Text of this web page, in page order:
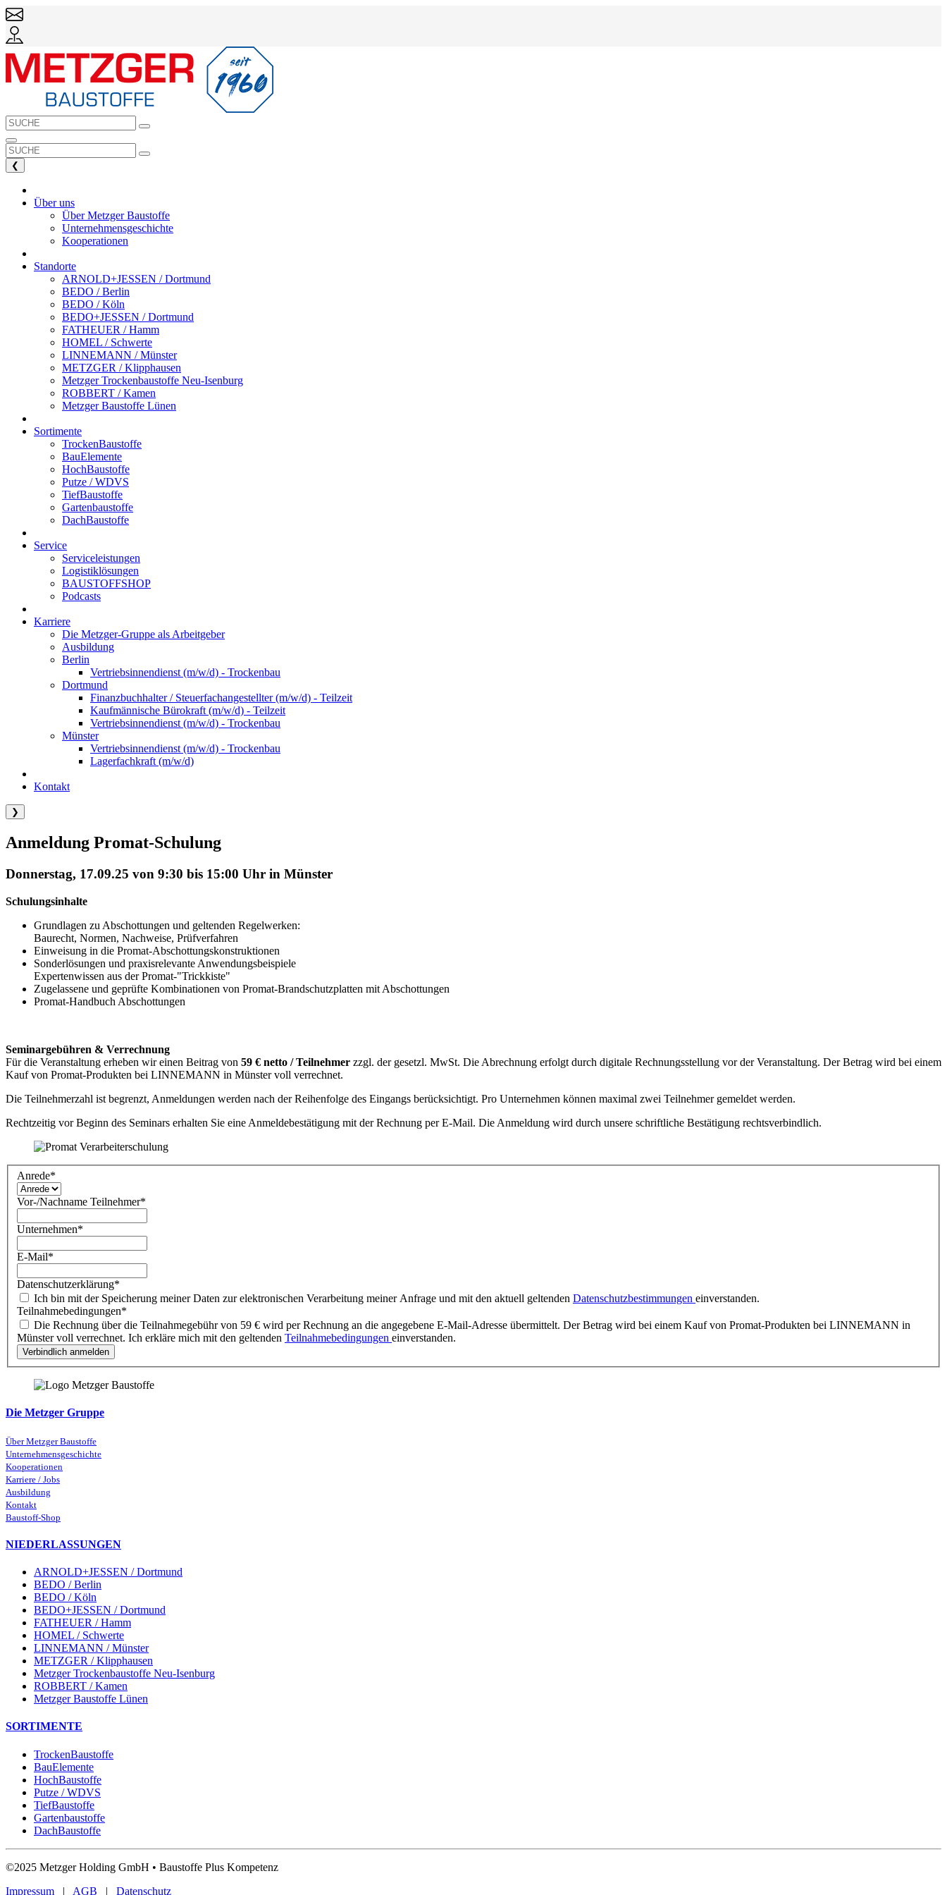
❮
Über uns
Über Metzger Baustoffe
Unternehmensgeschichte
Kooperationen
Standorte
ARNOLD+JESSEN / Dortmund
BEDO / Berlin
BEDO / Köln
BEDO+JESSEN / Dortmund
FATHEUER / Hamm
HOMEL / Schwerte
LINNEMANN / Münster
METZGER / Klipphausen
Metzger Trockenbaustoffe Neu-Isenburg
ROBBERT / Kamen
Metzger Baustoffe Lünen
Sortimente
TrockenBaustoffe
BauElemente
HochBaustoffe
Putze / WDVS
TiefBaustoffe
Gartenbaustoffe
DachBaustoffe
Service
Serviceleistungen
Logistiklösungen
BAUSTOFFSHOP
Podcasts
Karriere
Die Metzger-Gruppe als Arbeitgeber
Ausbildung
Berlin
Vertriebsinnendienst (m/w/d) - Trockenbau
Dortmund
Finanzbuchhalter / Steuerfachangestellter (m/w/d) - Teilzeit
Kaufmännische Bürokraft (m/w/d) - Teilzeit
Vertriebsinnendienst (m/w/d) - Trockenbau
Münster
Vertriebsinnendienst (m/w/d) - Trockenbau
Lagerfachkraft (m/w/d)
Kontakt
❯
Anmeldung Promat-Schulung
Donnerstag, 17.09.25 von 9:30 bis 15:00 Uhr in Münster
Schulungsinhalte
Grundlagen zu Abschottungen und geltenden Regelwerken:
Baurecht, Normen, Nachweise, Prüfverfahren
Einweisung in die Promat-Abschottungskonstruktionen
Sonderlösungen und praxisrelevante Anwendungsbeispiele
Expertenwissen aus der Promat-"Trickkiste"
Zugelassene und geprüfte Kombinationen von Promat-Brandschutzplatten mit Abschottungen
Promat-Handbuch Abschottungen
Seminargebühren & Verrechnung
Für die Veranstaltung erheben wir einen Beitrag von 59 € netto / Teilnehmer zzgl. der gesetzl. MwSt. Die Abrechnung erfolgt durch digitale Rechnungsstellung vor der Veranstaltung. Der Betrag wird bei einem
Kauf von Promat-Produkten bei LINNEMANN in Münster voll verrechnet.
Die Teilnehmerzahl ist begrenzt, Anmeldungen werden nach der Reihenfolge des Eingangs berücksichtigt. Pro Unternehmen können maximal zwei Teilnehmer gemeldet werden.
Rechtzeitig vor Beginn des Seminars erhalten Sie eine Anmeldebestätigung mit der Rechnung per E-Mail. Die Anmeldung wird durch unsere schriftliche Bestätigung rechtsverbindlich.
Anrede*
Vor-/Nachname Teilnehmer*
Unternehmen*
E-Mail*
Datenschutzerklärung*
Ich bin mit der Speicherung meiner Daten zur elektronischen Verarbeitung meiner Anfrage und mit den aktuell geltenden Datenschutzbestimmungen einverstanden.
Teilnahmebedingungen*
Münster voll verrechnet. Ich erkläre mich mit den geltenden Teilnahmebedingungen einverstanden.
Die Metzger Gruppe
Über Metzger Baustoffe
Unternehmensgeschichte
Kooperationen
Karriere / Jobs
Ausbildung
Kontakt
Baustoff-Shop
NIEDERLASSUNGEN
ARNOLD+JESSEN / Dortmund
BEDO / Berlin
BEDO / Köln
BEDO+JESSEN / Dortmund
FATHEUER / Hamm
HOMEL / Schwerte
LINNEMANN / Münster
METZGER / Klipphausen
Metzger Trockenbaustoffe Neu-Isenburg
ROBBERT / Kamen
Metzger Baustoffe Lünen
SORTIMENTE
TrockenBaustoffe
BauElemente
HochBaustoffe
Putze / WDVS
TiefBaustoffe
Gartenbaustoffe
DachBaustoffe
©2025 Metzger Holding GmbH • Baustoffe Plus Kompetenz
Impressum | AGB | Datenschutz